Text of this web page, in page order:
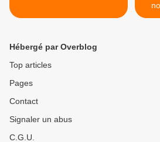
Hébergé par Overblog
Top articles
Pages
Contact
Signaler un abus
C.G.U.